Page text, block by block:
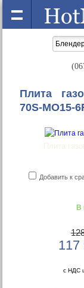
Плита
70S-МО15-
Плита
Добавить к
В
117
с НДС